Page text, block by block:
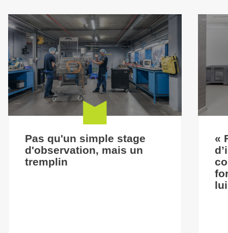
Pas qu'un simple stage
d'observation, mais un
tremplin
«